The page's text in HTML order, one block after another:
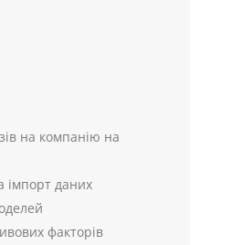
на компанію на
імпорт даних
факторів